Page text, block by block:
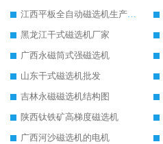
江西平板全自动磁选机生产厂家
黑龙江干式磁选机厂家
广西永磁筒式强磁选机
山东干式磁选机批发
吉林永磁磁选机结构图
陕西钛铁矿高梯度磁选机
广西河沙磁选机的电机